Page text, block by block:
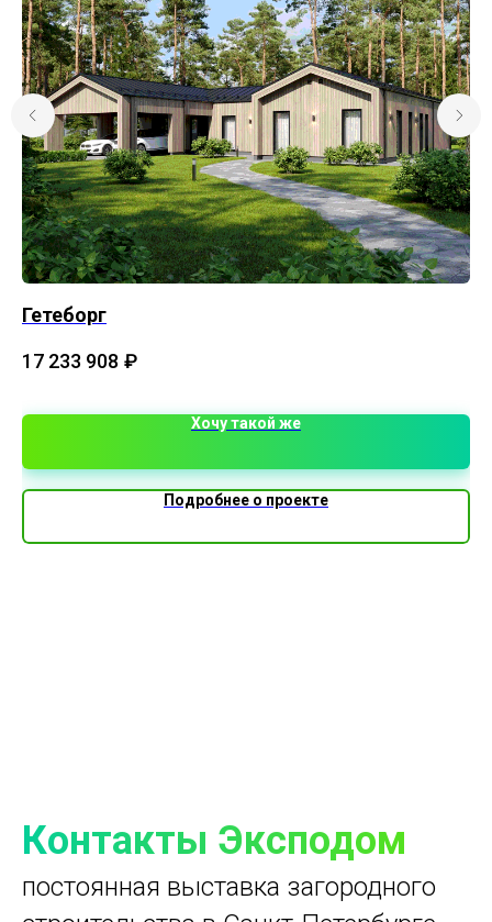
Гетеборг
17 233 908 ₽
Хочу такой же
Подробнее о проекте
Контакты Эксподом
постоянная выставка загородного